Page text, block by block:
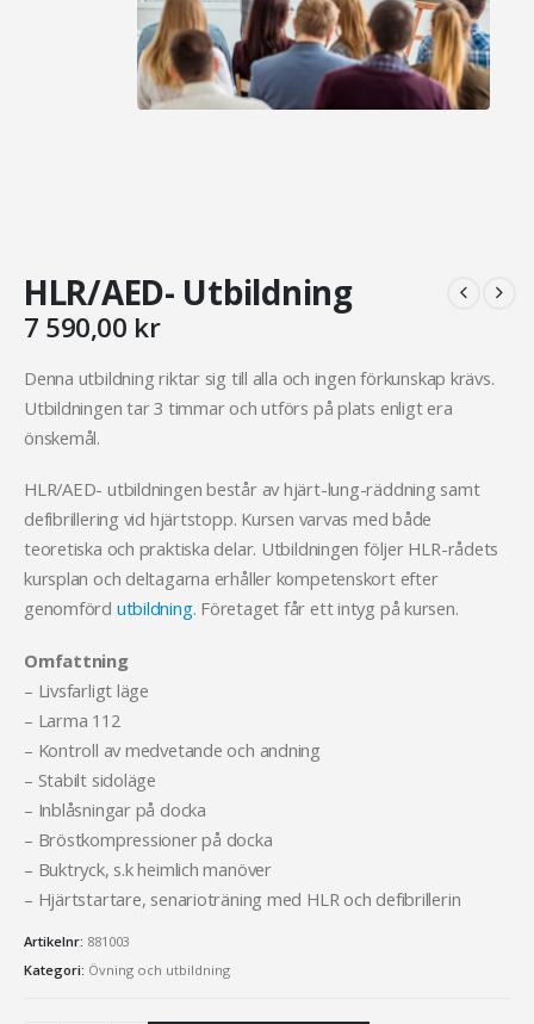
HLR/AED- Utbildning
7 590,00 kr
Denna utbildning riktar sig till alla och ingen förkunskap krävs.
Utbildningen tar 3 timmar och utförs på plats enligt era
önskemål.
HLR/AED- utbildningen består av hjärt-lung-räddning samt
defibrillering vid hjärtstopp. Kursen varvas med både
teoretiska och praktiska delar. Utbildningen följer HLR-rådets
kursplan och deltagarna erhåller kompetenskort efter
genomförd utbildning. Företaget får ett intyg på kursen.
Omfattning
– Livsfarligt läge
– Larma 112
– Kontroll av medvetande och andning
– Stabilt sidoläge
– Inblåsningar på docka
– Bröstkompressioner på docka
– Buktryck, s.k heimlich manöver
– Hjärtstartare, senarioträning med HLR och defibrillerin
Artikelnr: 881003
Kategori: Övning och utbildning